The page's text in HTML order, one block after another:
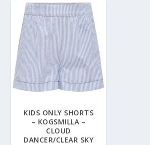
KIDS ONLY SHORTS
– KOGSMILLA –
CLOUD
DANCER/CLEAR SKY